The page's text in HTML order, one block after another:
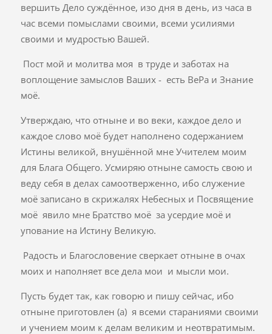
вершить Дело суждённое, изо дня в день, из часа в
час всеми помыслами своими, всеми усилиями
своими и мудростью Вашей.
Пост мой и молитва моя в труде и заботах на
воплощение замыслов Ваших - есть ВеРа и Знание
моё.
Утверждаю, что отныне и во веки, каждое дело и
каждое слово моё будет наполнено содержанием
Истины великой, внушённой мне Учителем моим
для Блага Общего. Усмиряю отныне самость свою и
веду себя в делах самоотверженно, ибо служение
моё записано в скрижалях Небесных и Посвящение
моё явило мне Братство моё за усердие моё и
упование на Истину Великую.
Радость и Благословение сверкает отныне в очах
моих и наполняет все дела мои и мысли мои.
Пусть будет так, как говорю и пишу сейчас, ибо
отныне приготовлен (а) я всеми стараниями своими
и учением моим к делам великим и неотвратимым.